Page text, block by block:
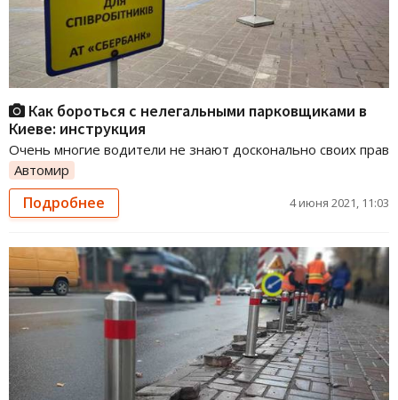
Как бороться с нелегальными парковщиками в
Киеве: инструкция
Очень многие водители не знают досконально своих прав
Автомир
Подробнее 4 июня 2021, 11:03